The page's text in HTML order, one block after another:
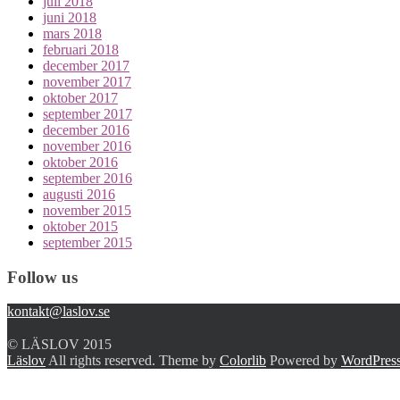
juni 2018
mars 2018
februari 2018
december 2017
november 2017
oktober 2017
september 2017
december 2016
november 2016
oktober 2016
september 2016
augusti 2016
november 2015
oktober 2015
september 2015
Follow us
kontakt@laslov.se
© LÄSLOV 2015
Läslov All rights reserved. Theme by Colorlib Powered by